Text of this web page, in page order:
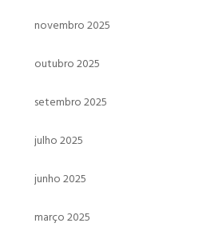
novembro 2025
outubro 2025
setembro 2025
julho 2025
junho 2025
março 2025